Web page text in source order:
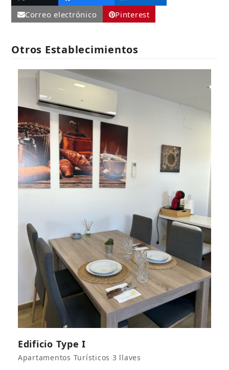
Correo electrónico
Pinterest
Otros Establecimientos
Edificio Type I
Apartamentos Turísticos 3 llaves